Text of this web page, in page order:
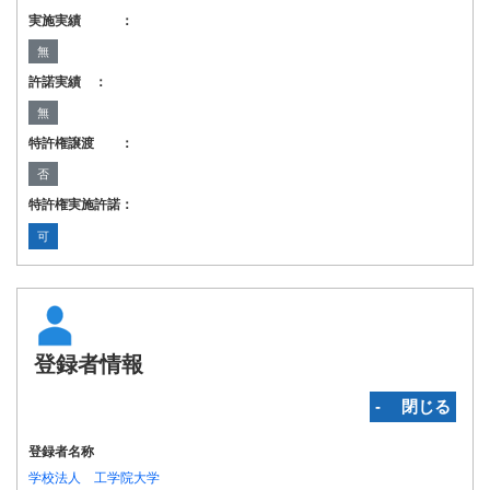
実施実績 ：
無
許諾実績 ：
無
特許権譲渡 ：
否
特許権実施許諾：
可
登録者情報
‐ 閉じる
登録者名称
学校法人 工学院大学